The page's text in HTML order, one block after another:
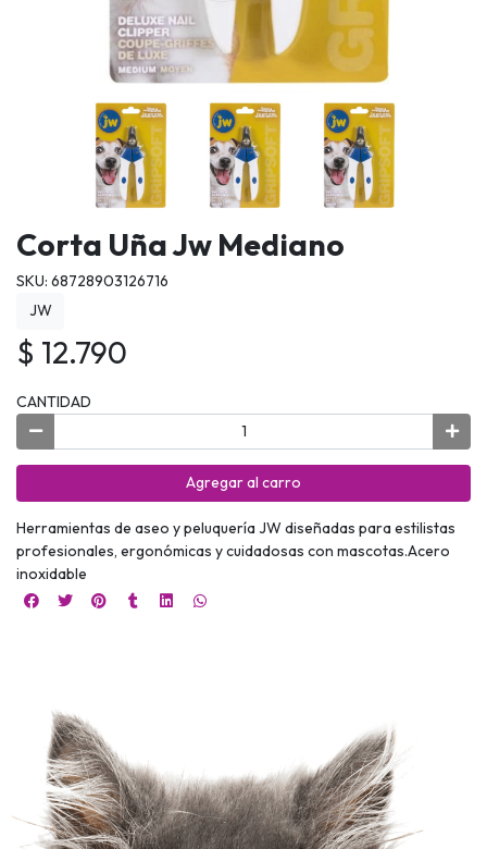
Corta Uña Jw Mediano
SKU: 68728903126716
JW
$ 12.790
CANTIDAD
Agregar al carro
Herramientas de aseo y peluquería JW diseñadas para estilistas
profesionales, ergonómicas y cuidadosas con mascotas.Acero
inoxidable